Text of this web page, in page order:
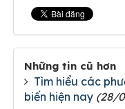
Những tin cũ hơn
Tìm hiểu các
biến hiện nay (28/